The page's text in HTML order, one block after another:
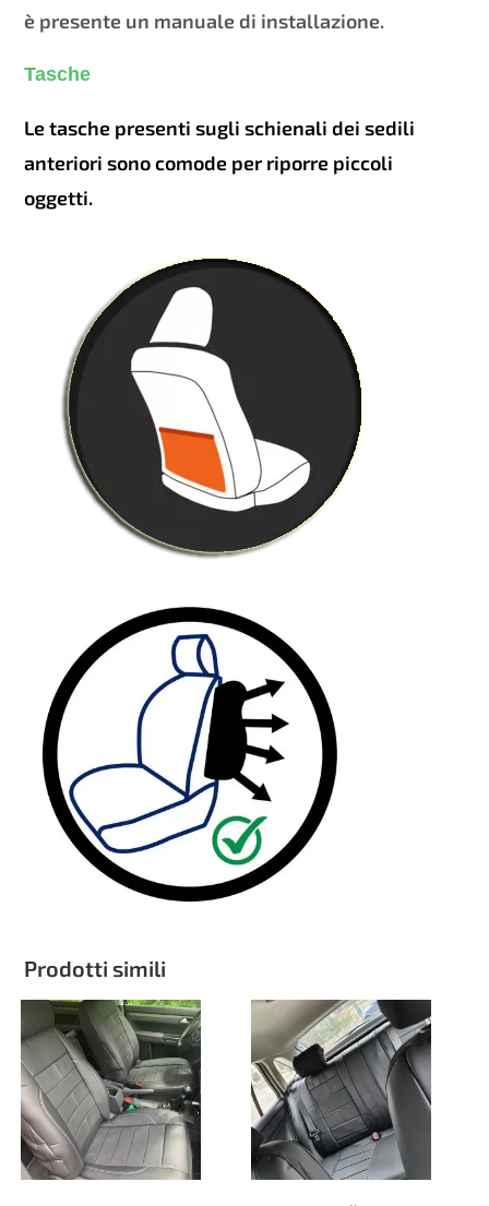
è presente un manuale di installazione.
Tasche
Le tasche presenti sugli schienali dei sedili
anteriori sono comode per riporre piccoli
oggetti.
Prodotti simili